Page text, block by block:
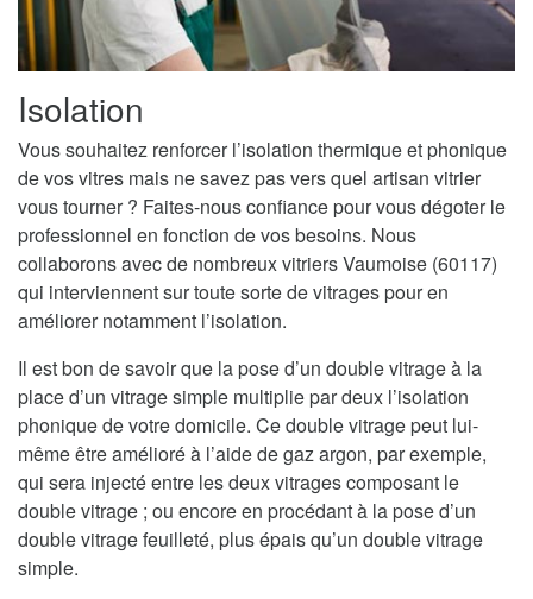
Isolation
Vous souhaitez renforcer l’isolation thermique et phonique
de vos vitres mais ne savez pas vers quel artisan vitrier
vous tourner ? Faites-nous confiance pour vous dégoter le
professionnel en fonction de vos besoins. Nous
collaborons avec de nombreux vitriers Vaumoise (60117)
qui interviennent sur toute sorte de vitrages pour en
améliorer notamment l’isolation.
Il est bon de savoir que la pose d’un double vitrage à la
place d’un vitrage simple multiplie par deux l’isolation
phonique de votre domicile. Ce double vitrage peut lui-
même être amélioré à l’aide de gaz argon, par exemple,
qui sera injecté entre les deux vitrages composant le
double vitrage ; ou encore en procédant à la pose d’un
double vitrage feuilleté, plus épais qu’un double vitrage
simple.